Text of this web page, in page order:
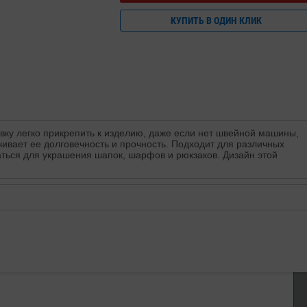
КУПИТЬ В ОДИН КЛИК
легко прикрепить к изделию, даже если нет швейной машины,
ее долговечность и прочность. Подходит для различных
для украшения шапок, шарфов и рюкзаков. Дизайн этой